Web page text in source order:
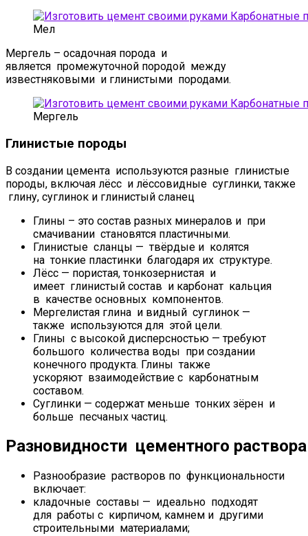
Мел
Мергель – осадочная порода и
является промежуточной породой между
известняковыми и глинистыми породами.
Мергель
Глинистые породы
В создании цемента используются разные глинистые
породы, включая лёсс и лёссовидные суглинки, также
глину, суглинок и глинистый сланец
Глины – это состав разных минералов и при
смачивании становятся пластичными.
Глинистые сланцы — твёрдые и колятся
на тонкие пластинки благодаря их структуре.
Лёсс — пористая, тонкозернистая и
имеет глинистый состав и карбонат кальция
в качестве основных компонентов.
Мергелистая глина и видный суглинок —
также используются для этой цели.
Глины с высокой дисперсностью — требуют
большого количества воды при создании
конечного продукта. Глины также
ускоряют взаимодействие с карбонатным
составом.
Суглинки — содержат меньше тонких зёрен и
больше песчаных частиц.
Разновидности цементного раствора
Разнообразие растворов по функциональности
включает:
кладочные составы — идеально подходят
для работы с кирпичом, камнем и другими
строительными материалами;